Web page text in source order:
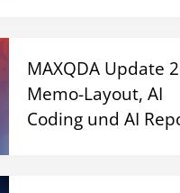
MAXQDA Update
Memo-Layout, AI
Coding und AI